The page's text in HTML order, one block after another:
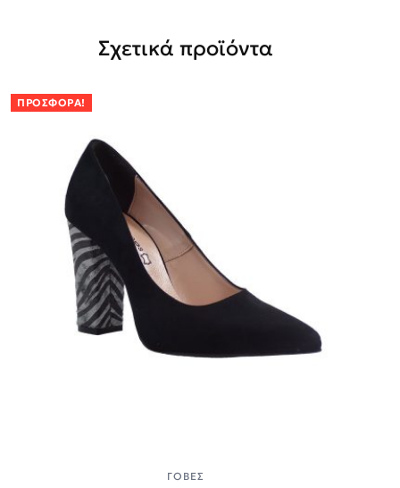
Σχετικά προϊόντα
ΠΡΟΣΦΟΡΆ!
ΓΌΒΕΣ